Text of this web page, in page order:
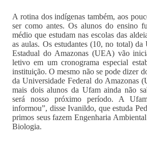
A rotina dos indígenas também, aos
ser como antes. Os alunos do ensino
médio que estudam nas escolas das
as aulas. Os estudantes (10, no total) da
Estadual do Amazonas (UEA) vão
letivo em um cronograma especial
instituição. O mesmo não se pode dizer
da Universidade Federal do Amazonas
mais dois alunos da Ufam ainda não
será nosso próximo período. A
informou”, disse Ivanildo, que estuda
primos seus fazem Engenharia
Biologia.